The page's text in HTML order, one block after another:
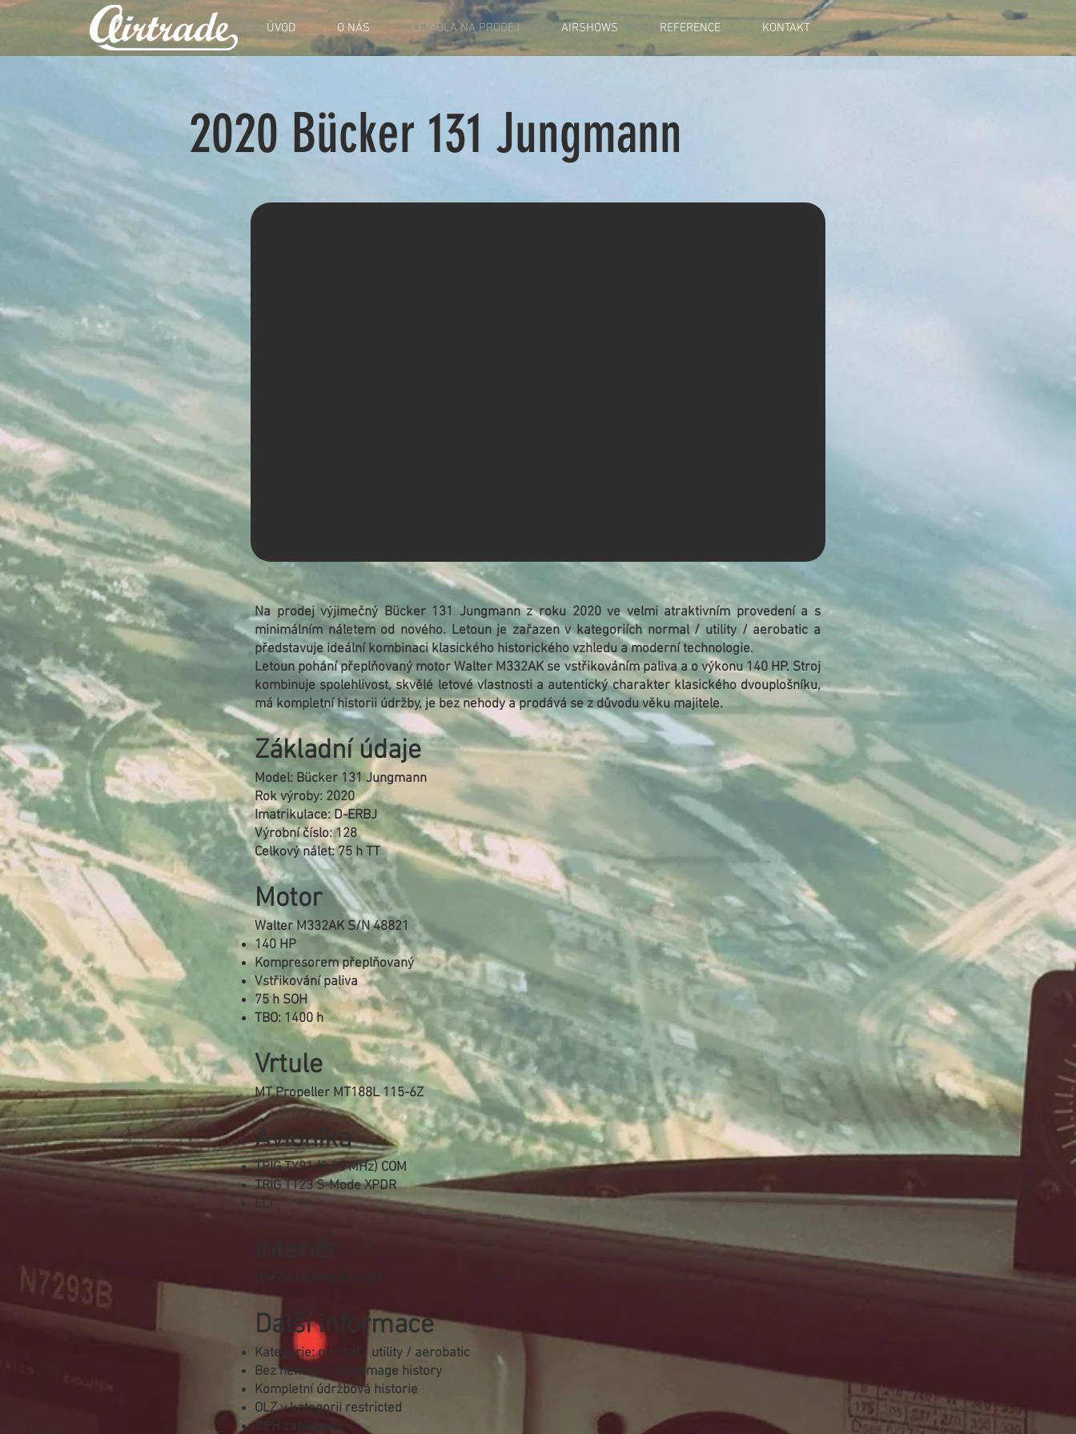
ÚVOD O NÁS LETADLA NA PRODEJ AIRSHOWS REFERENCE KONTAKT
2020 Bücker 131 Jungmann
Na prodej výjimečný Bücker 131 Jungmann z roku 2020 ve velmi atraktivním provedení a s
minimálním náletem od nového. Letoun je zařazen v kategoriích normal / utility / aerobatic a
představuje ideální kombinaci klasického historického vzhledu a moderní technologie.
Letoun pohání přeplňovaný motor Walter M332AK se vstřikováním paliva a o výkonu 140 HP. Stroj
kombinuje spolehlivost, skvělé letové vlastnosti a autentický charakter klasického dvouplošníku,
má kompletní historii údržby, je bez nehody a prodává se z důvodu věku majitele.
Základní údaje
Model: Bücker 131 Jungmann
Rok výroby: 2020
Imatrikulace: D-ERBJ
Výrobní číslo: 128
Celkový nálet: 75 h TT
Motor
Walter M332AK S/N 48821
140 HP
Kompresorem přeplňovaný
Vstřikování paliva
75 h SOH
TBO: 1400 h
Vrtule
MT Propeller MT188L 115-6Z
Avionika
TRIG TY91 (8,33 MHz) COM
TRIG TT23 S-Mode XPDR
ELT
Další informace
Kategorie: normal / utility / aerobatic
Bez nehody / no damage history
Kompletní údržbová historie
OLZ v kategorii restricted
DPH zaplaceno